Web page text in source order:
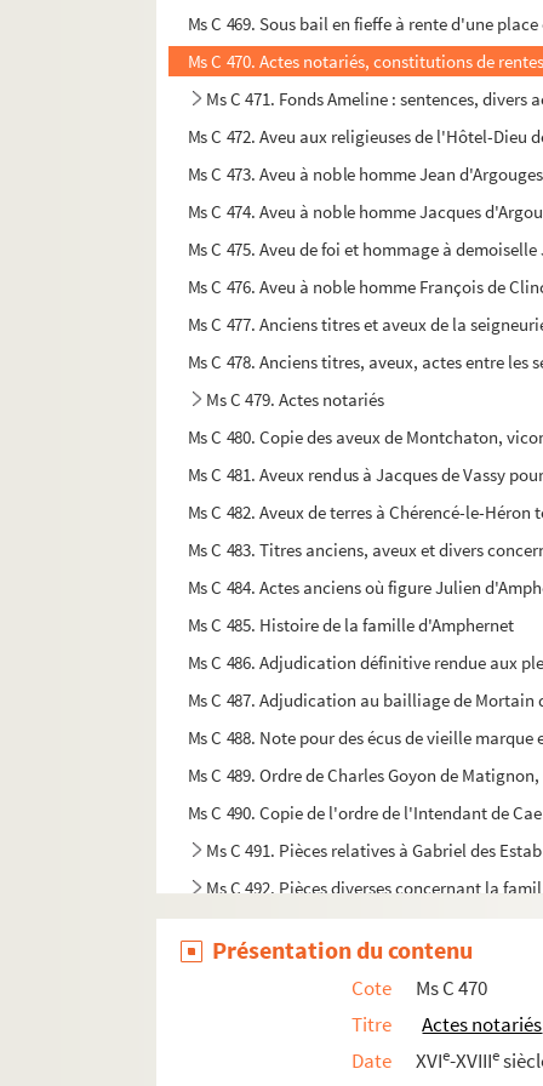
Ms C 469. Sous bail en fieffe à rente d'une
Ms C 470. Actes notariés, constitutions de
Ms C 471. Fonds Ameline : sentences, divers
Ms C 472. Aveu aux religieuses de l'Hôtel-Dieu
Ms C 473. Aveu à noble homme Jean
Ms C 474. Aveu à noble homme Jacques
Ms C 475. Aveu de foi et hommage à
Ms C 476. Aveu à noble homme François de
Ms C 477. Anciens titres et aveux de la
Ms C 478. Anciens titres, aveux, actes entre
Ms C 479. Actes notariés
Ms C 480. Copie des aveux de Montchaton,
Ms C 481. Aveux rendus à Jacques de Vassy
Ms C 482. Aveux de terres à Chérencé-le-
Ms C 483. Titres anciens, aveux et divers
Ms C 484. Actes anciens où figure Julien
Ms C 485. Histoire de la famille d'Amphernet
Ms C 486. Adjudication définitive rendue aux
Ms C 487. Adjudication au bailliage de
Ms C 488. Note pour des écus de vieille
Ms C 489. Ordre de Charles Goyon de
Ms C 490. Copie de l'ordre de l'Intendant de
Ms C 491. Pièces relatives à Gabriel des
Ms C 492. Pièces diverses concernant la
Ms C 493. Hommage de Mesnil-Ciboult et
Ms C 494. Relief de dérogeance, demoiselle
Ms C 495. Pièces diverses : actes, lettres,
Ms C 496. Brevet de l'office de Bailli haut
Ms C 497. Arpentage des fonds de la commune
Présentation du contenu
Cote
Ms C 470
Titre
Actes notariés
Date
XVIe-XVIIIe